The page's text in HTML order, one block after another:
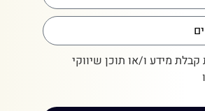
מידע ו/או תוכן שיווקי